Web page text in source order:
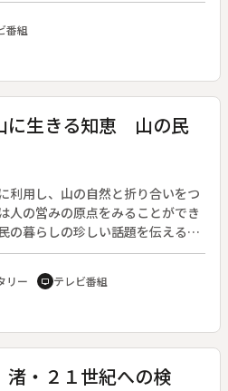
競っている。その中のひとつ「玉
。玉取２７人の男たちの打ち上
の人たちの思いを描いていく。
番組
生きる知恵 山の民
利用し、山の自然と折り合いをつ
人の営みの原点をみることができ
の暮らしの珍しい話題を伝える。
のコネ鉢作り、菅ゴザ編み（六
道（東祖谷山村）、そばとじく
畑での農作業（水窪町）、昔な
山太郎様、川太郎様信仰（球磨
県水窪町、宮崎県椎葉村、熊本県
リー tv テレビ番組
・２１世紀への検